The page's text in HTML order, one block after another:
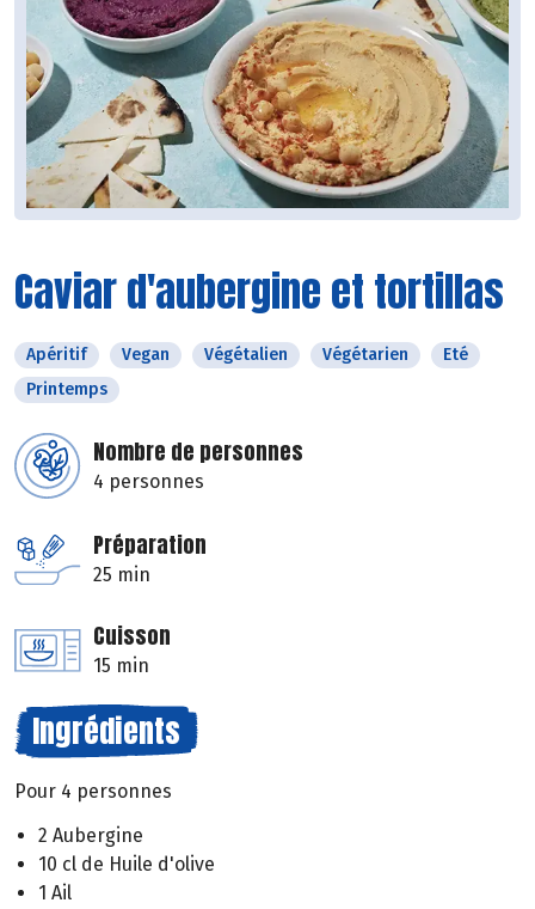
Caviar d'aubergine et tortillas
Apéritif Vegan Végétalien Végétarien
Eté
Printemps
Nombre de personnes
4 personnes
Préparation
25 min
Cuisson
15 min
Ingrédients
Pour 4 personnes
2 Aubergine
10 cl de Huile d'olive
1 Ail